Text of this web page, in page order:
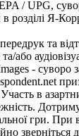
/ UPG,
розділі Я-
та
або
- суворо
в
гри. При
зверніться